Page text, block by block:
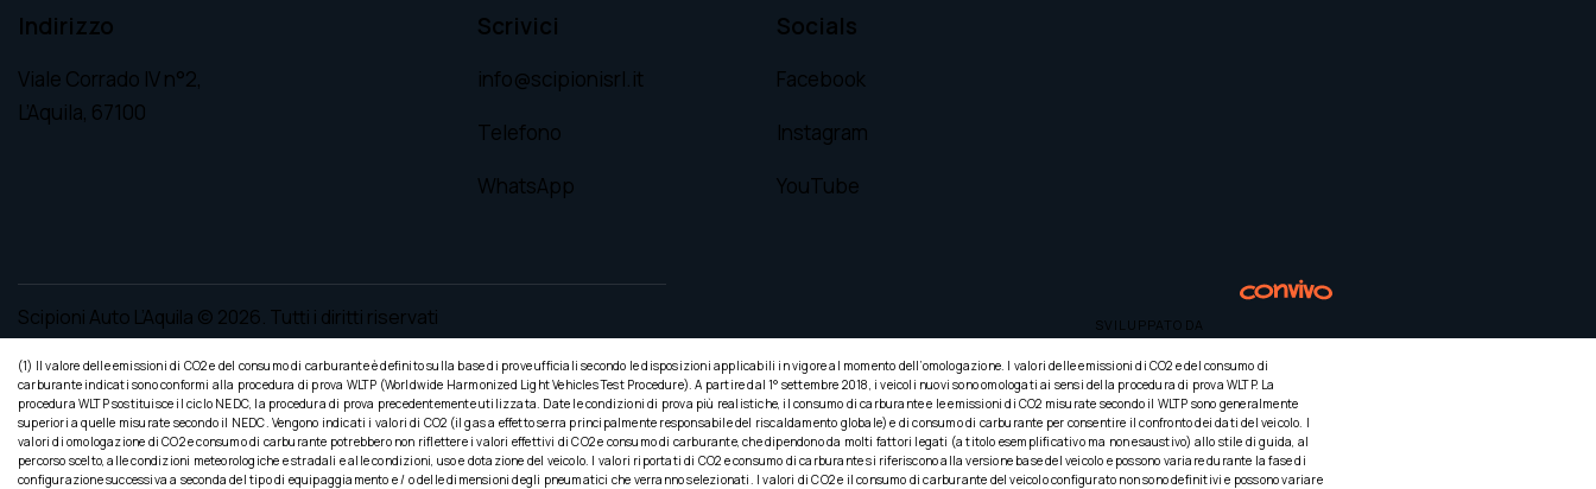
Indirizzo
Viale Corrado IV n°2,
L’Aquila, 67100
Scrivici
info@scipionisrl.it
Telefono
WhatsApp
Socials
Facebook
Instagram
YouTube
Scipioni Auto L’Aquila © 2026. Tutti i diritti riservati SVILUPPATO DA
(1) Il valore delle emissioni di CO2 e del consumo di carburante è definito sulla base di prove ufficiali secondo le disposizioni applicabili in vigore al momento dell’omologazione. I valori delle emissioni di CO2 e del consumo di
carburante indicati sono conformi alla procedura di prova WLTP (Worldwide Harmonized Light Vehicles Test Procedure). A partire dal 1° settembre 2018, i veicoli nuovi sono omologati ai sensi della procedura di prova WLTP. La
procedura WLTP sostituisce il ciclo NEDC, la procedura di prova precedentemente utilizzata. Date le condizioni di prova più realistiche, il consumo di carburante e le emissioni di CO2 misurate secondo il WLTP sono generalmente
superiori a quelle misurate secondo il NEDC. Vengono indicati i valori di CO2 (il gas a effetto serra principalmente responsabile del riscaldamento globale) e di consumo di carburante per consentire il confronto dei dati del veicolo. I
valori di omologazione di CO2 e consumo di carburante potrebbero non riflettere i valori effettivi di CO2 e consumo di carburante, che dipendono da molti fattori legati (a titolo esemplificativo ma non esaustivo) allo stile di guida, al
percorso scelto, alle condizioni meteorologiche e stradali e alle condizioni, uso e dotazione del veicolo. I valori riportati di CO2 e consumo di carburante si riferiscono alla versione base del veicolo e possono variare durante la fase di
configurazione successiva a seconda del tipo di equipaggiamento e / o delle dimensioni degli pneumatici che verranno selezionati. I valori di CO2 e il consumo di carburante del veicolo configurato non sono definitivi e possono variare